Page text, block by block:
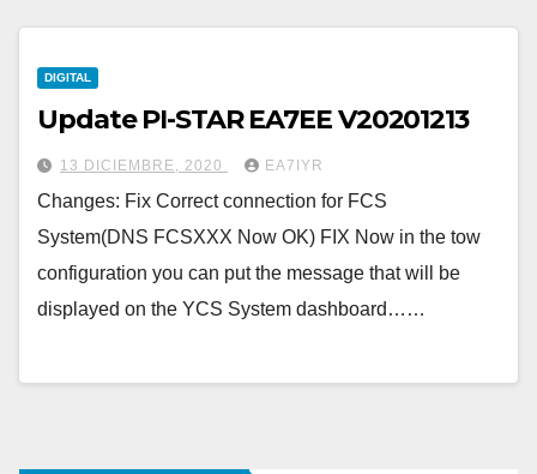
DIGITAL
Update PI-STAR EA7EE V20201213
13 DICIEMBRE, 2020 EA7IYR
Changes: Fix Correct connection for FCS
System(DNS FCSXXX Now OK) FIX Now in the tow
configuration you can put the message that will be
displayed on the YCS System dashboard……